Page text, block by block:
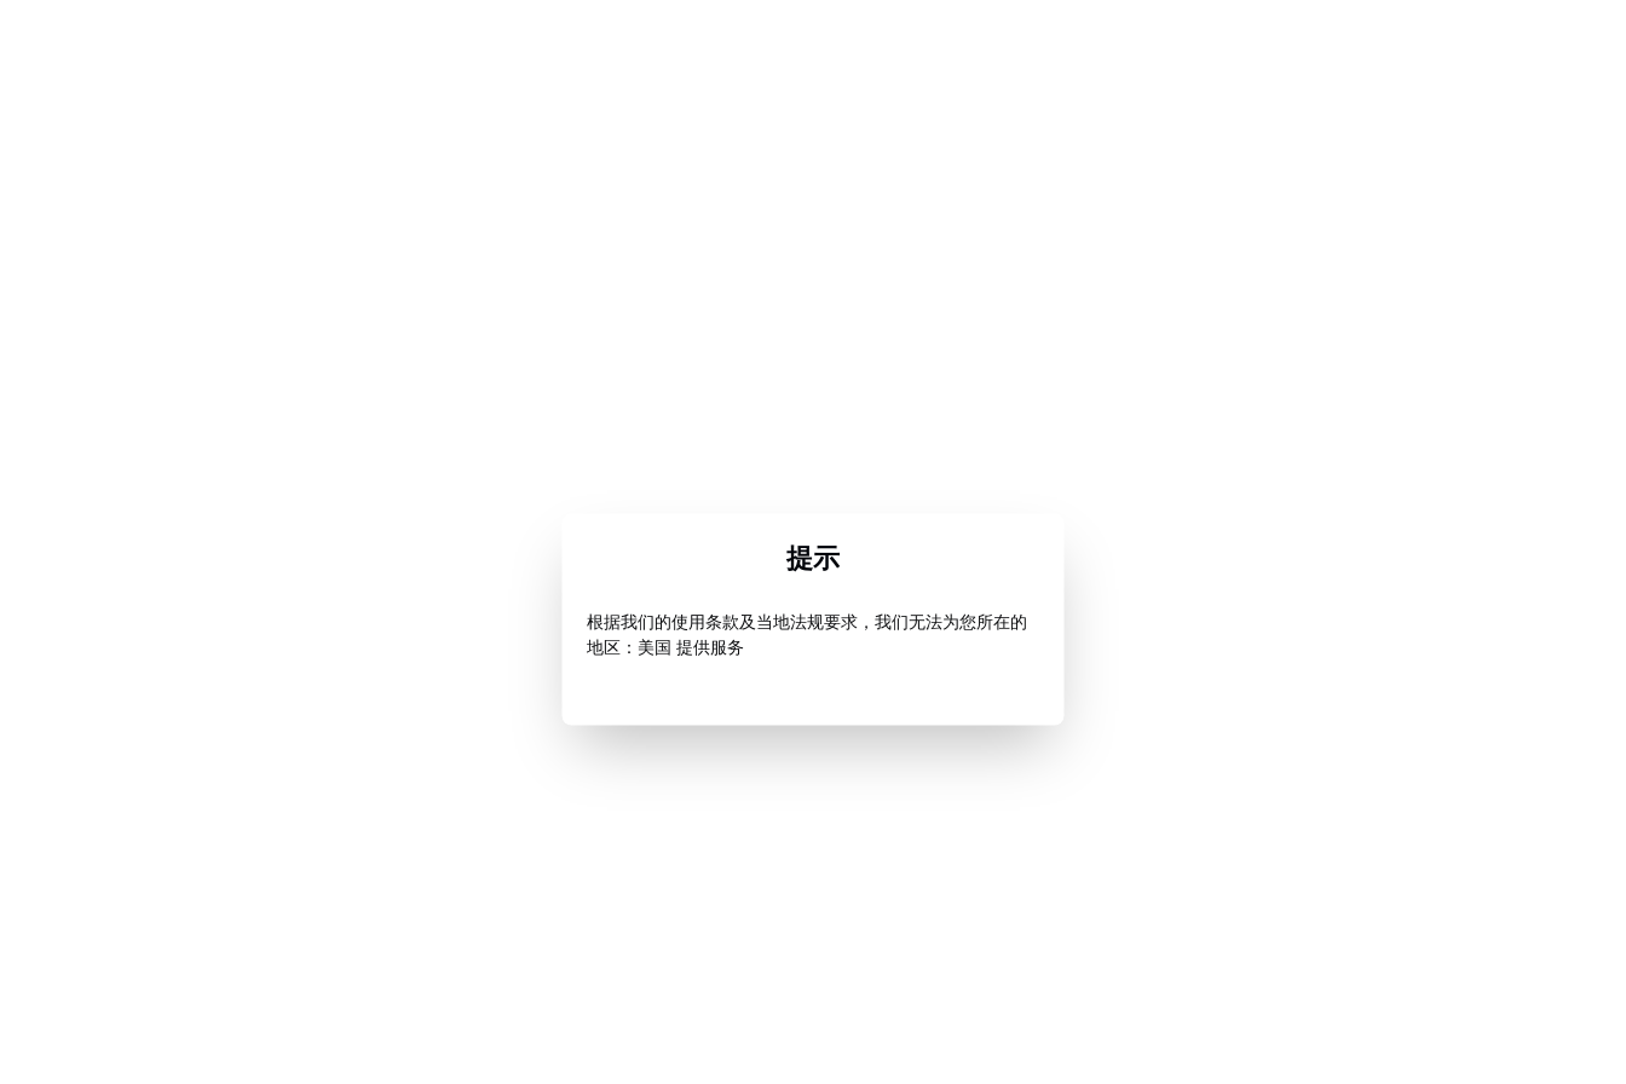
提示
根据我们的使用条款及当地法规要求，我们无法为您所在的
地区：美国 提供服务